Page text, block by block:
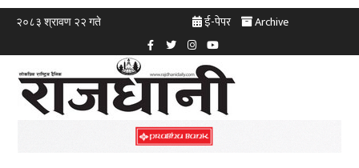
२०८३ श्रावण २२ गते ई-पेपर Archive